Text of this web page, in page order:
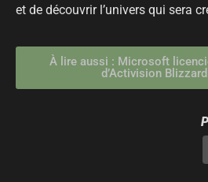
et de découvrir l’univers qui sera
À lire aussi : Microsoft
d’Activision